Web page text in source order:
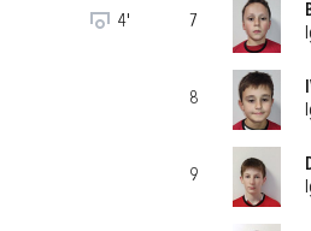
4' 7
8
9